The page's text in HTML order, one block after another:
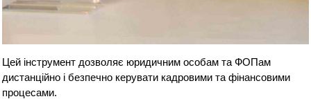
Цей інструмент дозволяє юридичним особам та ФОПам
дистанційно і безпечно керувати кадровими та фінансовими
процесами.